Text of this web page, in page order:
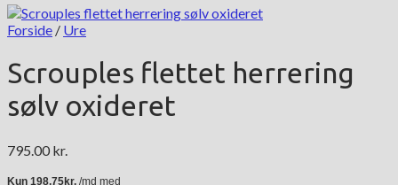
Forside / Ure
Scrouples flettet herrering
sølv oxideret
795.00 kr.